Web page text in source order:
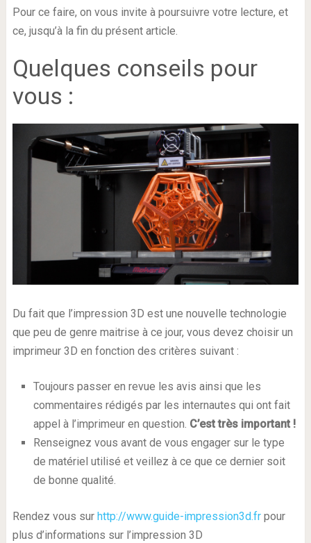
Pour ce faire, on vous invite à poursuivre votre lecture, et
ce, jusqu’à la fin du présent article.
Quelques conseils pour
vous :
Du fait que l’impression 3D est une nouvelle technologie
que peu de genre maitrise à ce jour, vous devez choisir un
imprimeur 3D en fonction des critères suivant :
Toujours passer en revue les avis ainsi que les
commentaires rédigés par les internautes qui ont fait
appel à l’imprimeur en question. C’est très important !
Renseignez vous avant de vous engager sur le type
de matériel utilisé et veillez à ce que ce dernier soit
de bonne qualité.
Rendez vous sur http://www.guide-impression3d.frpour
plus d’informations sur l’impression 3D